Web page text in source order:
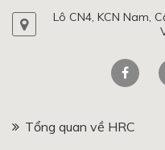
Lô CN4, KCN Nam,
Tổng quan về HRC